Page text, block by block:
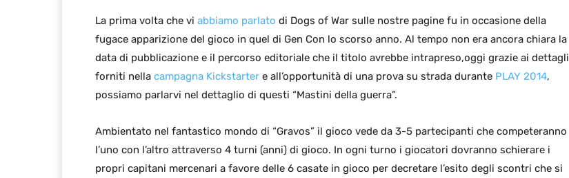
La prima volta che vi abbiamo parlato di Dogs of War sulle nostre pagine fu in occasione della
fugace apparizione del gioco in quel di Gen Con lo scorso anno. Al tempo non era ancora chiara la
data di pubblicazione e il percorso editoriale che il titolo avrebbe intrapreso,oggi grazie ai dettagli
forniti nella campagna Kickstarter e all’opportunità di una prova su strada durante PLAY 2014,
possiamo parlarvi nel dettaglio di questi “Mastini della guerra”.
Ambientato nel fantastico mondo di “Gravos” il gioco vede da 3-5 partecipanti che competeranno
l’uno con l’altro attraverso 4 turni (anni) di gioco. In ogni turno i giocatori dovranno schierare i
propri capitani mercenari a favore delle 6 casate in gioco per decretare l’esito degli scontri che si